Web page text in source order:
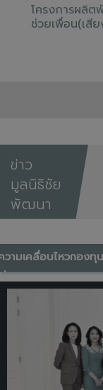
โครงการผลิต
ช่วยเพื่อน(เสี
ข่าว
มูลนิธิชัย
พัฒนา
วามเคลื่อนไหวกอง
างๆ